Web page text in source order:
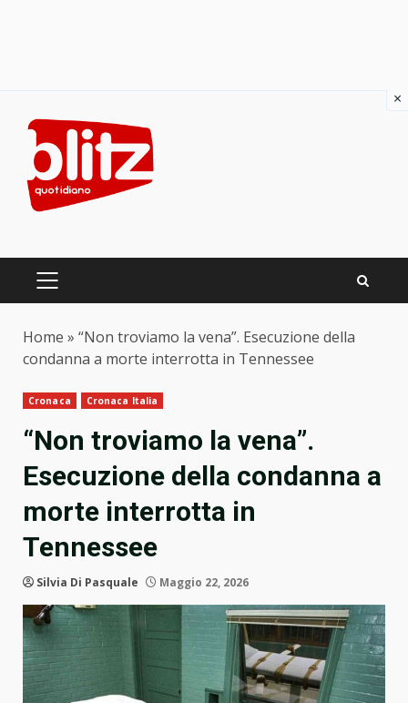
content
PRIMARY
Home » “Non troviamo la vena”. Esecuzione della
condanna a morte interrotta in Tennessee
Cronaca Cronaca Italia
“Non troviamo la vena”.
Esecuzione della condanna a
morte interrotta in
Tennessee
Silvia Di Pasquale Maggio 22, 2026
×